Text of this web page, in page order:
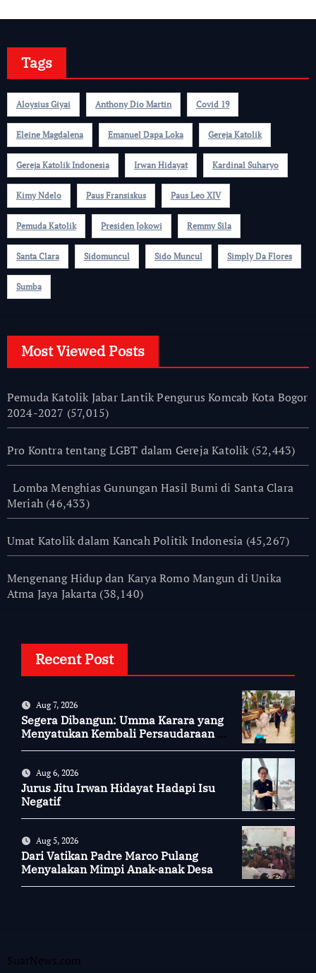
Tags
Aloysius Giyai Anthony Dio Martin Covid 19
Eleine Magdalena Emanuel Dapa Loka Gereja Katolik
Gereja Katolik Indonesia Irwan Hidayat Kardinal Suharyo
Kimy Ndelo Paus Fransiskus Paus Leo XIV
Pemuda Katolik Presiden Jokowi Remmy Sila
Santa Clara Sidomuncul Sido Muncul Simply Da Flores
Sumba
Most Viewed Posts
Pemuda Katolik Jabar Lantik Pengurus Komcab Kota Bogor
2024-2027 (57,015)
Pro Kontra tentang LGBT dalam Gereja Katolik (52,443)
Lomba Menghias Gunungan Hasil Bumi di Santa Clara
Meriah (46,433)
Umat Katolik dalam Kancah Politik Indonesia (45,267)
Mengenang Hidup dan Karya Romo Mangun di Unika
Atma Jaya Jakarta (38,140)
Recent Post
Aug 7, 2026
Segera Dibangun: Umma Karara yang
Menyatukan Kembali Persaudaraan di
Aug 6, 2026
Jurus Jitu Irwan Hidayat Hadapi Isu
Negatif
Aug 5, 2026
Dari Vatikan Padre Marco Pulang
Menyalakan Mimpi Anak-anak Desa
SuarNews.com